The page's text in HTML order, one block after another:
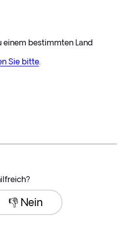
einem bestimmten Land
Sie bitte.
👎 Nein